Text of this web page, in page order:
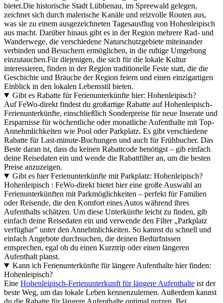
bietet.Die historische Stadt Lübbenau, im Spreewald gelegen,
zeichnet sich durch malerische Kanäle und reizvolle Routen aus,
was sie zu einem ausgezeichneten Tagesausflug von Hohenleipisch
aus macht. Darüber hinaus gibt es in der Region mehrere Rad- und
Wanderwege, die verschiedene Naturschutzgebiete miteinander
verbinden und Besuchern ermöglichen, in die ruhige Umgebung
einzutauchen.Für diejenigen, die sich für die lokale Kultur
interessieren, finden in der Region traditionelle Feste statt, die die
Geschichte und Bräuche der Region feiern und einen einzigartigen
Einblick in den lokalen Lebensstil bieten.
Gibt es Rabatte für Ferienunterkünfte hier: Hohenleipisch?
Auf FeWo-direkt findest du großartige Rabatte auf Hohenleipisch-
Ferienunterkünfte, einschließlich Sonderpreise für neue Inserate und
Ersparnisse für wöchentliche oder monatliche Aufenthalte mit Top-
Annehmlichkeiten wie Pool oder Parkplatz. Es gibt verschiedene
Rabatte für Last-minute-Buchungen und auch für Frühbucher. Das
Beste daran ist, dass du keinen Rabattcode benötigst – gib einfach
deine Reisedaten ein und wende die Rabattfilter an, um die besten
Preise anzuzeigen.
Gibt es hier Ferienunterkünfte mit Parkplatz: Hohenleipisch?
Hohenleipisch : FeWo-direkt bietet hier eine große Auswahl an
Ferienunterkünften mit Parkmöglichkeiten – perfekt für Familien
oder Reisende, die den Komfort eines Autos während ihres
Aufenthalts schätzen. Um diese Unterkünfte leicht zu finden, gib
einfach deine Reisedaten ein und verwende den Filter „Parkplatz
verfügbar" unter den Annehmlichkeiten. So kannst du schnell und
einfach Angebote durchsuchen, die deinen Bedürfnissen
entsprechen, egal ob du einen Kurztrip oder einen längeren
Aufenthalt planst.
Kann ich Ferienunterkünfte für längere Aufenthalte hier finden:
Hohenleipisch?
Eine Hohenleipisch-Ferienunterkunft für längere Aufenthalte ist der
beste Weg, um das lokale Leben kennenzulernen. Außerdem kannst
du die Rabatte für längere Aufenthalte optimal nutzen. Bei